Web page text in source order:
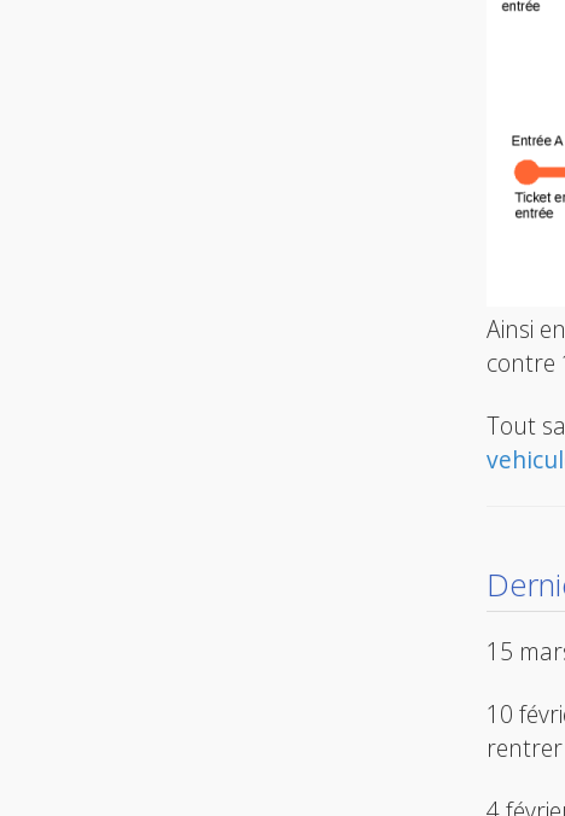
Ainsi
contre
Tout
15
10